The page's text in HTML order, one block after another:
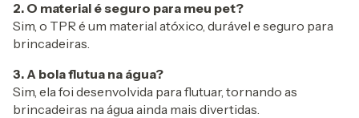
2. O material é seguro para meu pet?
Sim, o TPR é um material atóxico, durável e seguro para
brincadeiras.
3. A bola flutua na água?
Sim, ela foi desenvolvida para flutuar, tornando as
brincadeiras na água ainda mais divertidas.